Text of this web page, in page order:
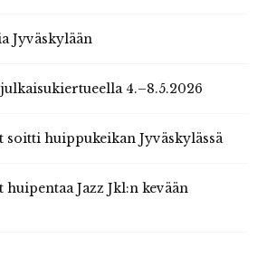
Jyväskylään
4.–8.5.2026
soitti huippukeikan Jyväskylässä
Jazz Jkl:n kevään